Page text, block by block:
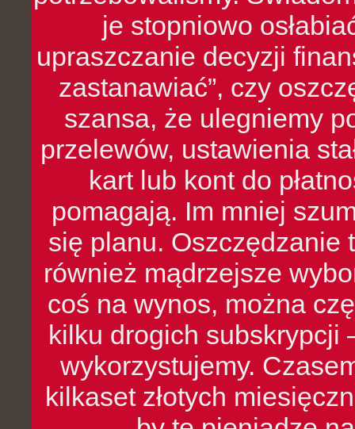
je stopniowo
upraszczanie decyzji
zastanawiać”, czy
szansa, że ulegniemy
przelewów, ustawienia
kart lub kont do
pomagają. Im mniej
się planu. Oszczędzanie
również mądrzejsze
coś na wynos, można
kilku drogich subskrypcji
wykorzystujemy.
kilkaset złotych